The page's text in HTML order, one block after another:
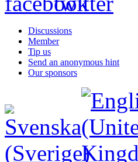
Discussions
Member
Tip us
Send an anonymous hint
Our sponsors